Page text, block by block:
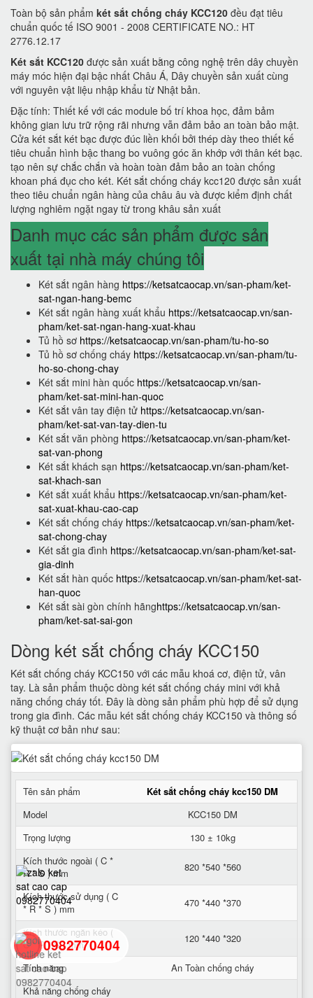
Toàn bộ sản phẩm két sắt chống cháy KCC120 đều đạt tiêu
chuẩn quốc tế ISO 9001 - 2008 CERTIFICATE NO.: HT
2776.12.17
Két sắt KCC120 được sản xuất bằng công nghệ trên dây chuyền
máy móc hiện đại bậc nhất Châu Á, Dây chuyền sản xuất cùng
với nguyên vật liệu nhập khẩu từ Nhật bản.
Đặc tính: Thiết kế với các module bố trí khoa học, đảm bảm
không gian lưu trữ rộng rãi nhưng vẫn đảm bảo an toàn bảo mật.
Cửa két sắt két bạc được đúc liền khối bởi thép dày theo thiết kế
tiêu chuẩn hình bậc thang bo vuông góc ăn khớp với thân két bạc.
tạo nên sự chắc chắn và hoàn toàn đảm bảo an toàn chống
khoan phá đục cho két. Két sắt chống cháy kcc120 được sản xuất
theo tiêu chuẩn ngân hàng của châu âu và được kiểm định chất
lượng nghiêm ngặt ngay từ trong khâu sản xuất
Danh mục các sản phẩm được sản
xuất tại nhà máy chúng tôi
Két sắt ngân hàng https://ketsatcaocap.vn/san-pham/ket-
sat-ngan-hang-bemc
Két sắt ngân hàng xuất khẩu https://ketsatcaocap.vn/san-
pham/ket-sat-ngan-hang-xuat-khau
Tủ hồ sơ https://ketsatcaocap.vn/san-pham/tu-ho-so
Tủ hồ sơ chống cháy https://ketsatcaocap.vn/san-pham/tu-
ho-so-chong-chay
Két sắt mini hàn quốc https://ketsatcaocap.vn/san-
pham/ket-sat-mini-han-quoc
Két sắt vân tay điện tử https://ketsatcaocap.vn/san-
pham/ket-sat-van-tay-dien-tu
Két sắt văn phòng https://ketsatcaocap.vn/san-pham/ket-
sat-van-phong
Két sắt khách sạn https://ketsatcaocap.vn/san-pham/ket-
sat-khach-san
Két sắt xuất khẩu https://ketsatcaocap.vn/san-pham/ket-
sat-xuat-khau-cao-cap
Két sắt chống cháy https://ketsatcaocap.vn/san-pham/ket-
sat-chong-chay
Két sắt gia đình https://ketsatcaocap.vn/san-pham/ket-sat-
gia-dinh
Két sắt hàn quốc https://ketsatcaocap.vn/san-pham/ket-sat-
han-quoc
Két sắt sài gòn chính hãnghttps://ketsatcaocap.vn/san-
pham/ket-sat-sai-gon
Dòng két sắt chống cháy KCC150
Két sắt chống cháy KCC150 với các mẫu khoá cơ, điện tử, vân
tay. Là sản phẩm thuộc dòng két sắt chống cháy mini với khả
năng chống cháy tốt. Đây là dòng sản phẩm phù hợp để sử dụng
trong gia đình. Các mẫu két sắt chống cháy KCC150 và thông số
kỹ thuật cơ bản như sau:
Tên sản phẩm
Két sắt chống cháy kcc150 DM
Model
KCC150 DM
Trọng lượng
130 ± 10kg
Kích thước ngoài ( C *
R * S ) mm
820 *540 *560
Kích thước sử dụng ( C
* R * S ) mm
470 *440 *370
Kích thước ngăn kéo (
C * R * S ) mm
120 *440 *320
Tính năng
An Toàn chống cháy
Khả năng chống cháy
0982770404